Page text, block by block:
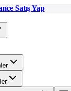
Satış Yap